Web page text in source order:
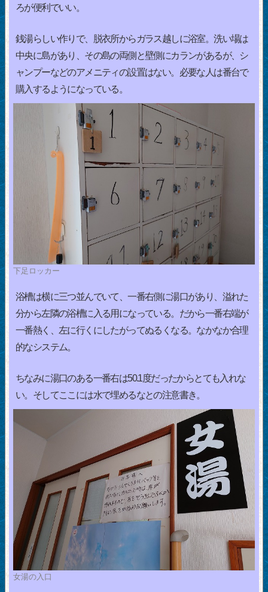
ろが便利でいい。
銭湯らしい作りで、脱衣所からガラス越しに浴室。洗い場は
中央に島があり、その島の両側と壁側にカランがあるが、シ
ャンプーなどのアメニティの設置はない。必要な人は番台で
購入するようになっている。
下足ロッカー
浴槽は横に三つ並んでいて、一番右側に湯口があり、溢れた
分から左隣の浴槽に入る用になっている。だから一番右端が
一番熱く、左に行くにしたがってぬるくなる。なかなか合理
的なシステム。
ちなみに湯口のある一番右は50.1度だったからとても入れな
い。そしてここには水で埋めるなとの注意書き。
女湯の入口